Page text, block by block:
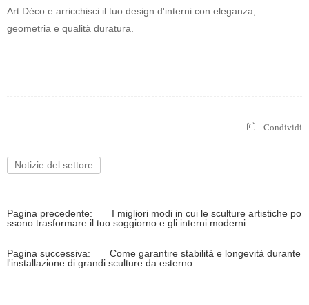
Art Déco e arricchisci il tuo design d'interni con eleganza,
geometria e qualità duratura.
Condividi
Notizie del settore
Pagina precedente:
I migliori modi in cui le sculture artistiche po
ssono trasformare il tuo soggiorno e gli interni moderni
Pagina successiva:
Come garantire stabilità e longevità durante
l'installazione di grandi sculture da esterno